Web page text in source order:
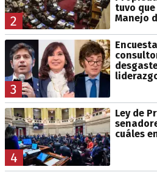
2
tuvo
Manejo
3
4
Ley de
cuáles